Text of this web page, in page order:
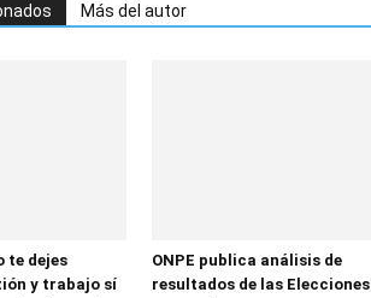
Más del autor
te dejes
y trabajo sí
ONPE publica análisis de
resultados de las Elecciones